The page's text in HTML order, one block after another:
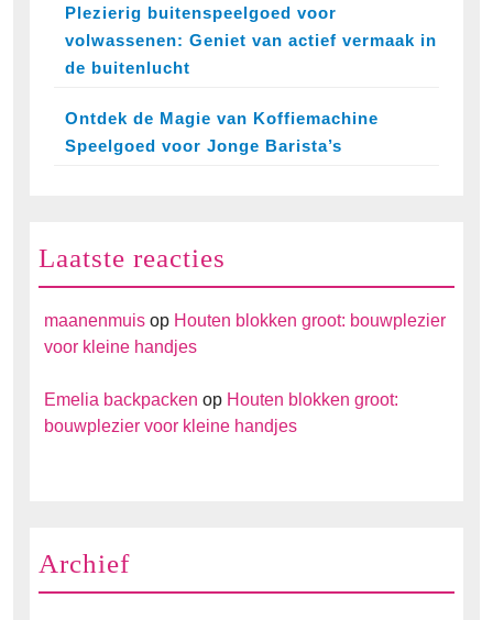
Plezierig buitenspeelgoed voor
volwassenen: Geniet van actief vermaak in
de buitenlucht
Ontdek de Magie van Koffiemachine
Speelgoed voor Jonge Barista’s
Laatste reacties
maanenmuis op Houten blokken groot: bouwplezier
voor kleine handjes
Emelia backpacken op Houten blokken groot:
bouwplezier voor kleine handjes
Archief